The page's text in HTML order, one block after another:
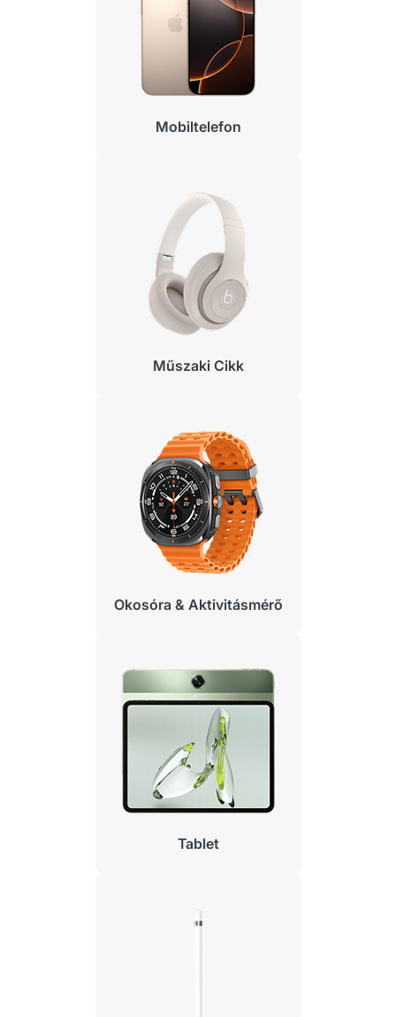
Mobiltelefon
Műszaki Cikk
Okosóra & Aktivitásmérő
Tablet